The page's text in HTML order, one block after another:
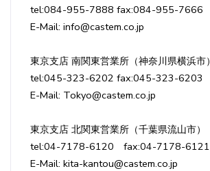
tel:084-955-7888 fax:084-955-7666
E-Mail: info@castem.co.jp
東京支店 南関東営業所（神奈川県横浜市）
tel:045-323-6202 fax:045-323-6203
E-Mail: Tokyo@castem.co.jp
東京支店 北関東営業所（千葉県流山市）
tel:04-7178-6120 fax:04-7178-6121
E-Mail: kita-kantou@castem.co.jp